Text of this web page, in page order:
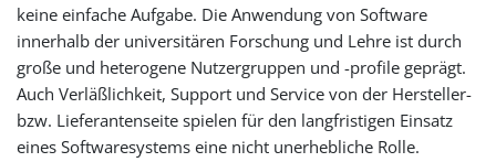
keine einfache Aufgabe. Die Anwendung von Software
innerhalb der universitären Forschung und Lehre ist durch
große und heterogene Nutzergruppen und -profile geprägt.
Auch Verläßlichkeit, Support und Service von der Hersteller-
bzw. Lieferantenseite spielen für den langfristigen Einsatz
eines Softwaresystems eine nicht unerhebliche Rolle.